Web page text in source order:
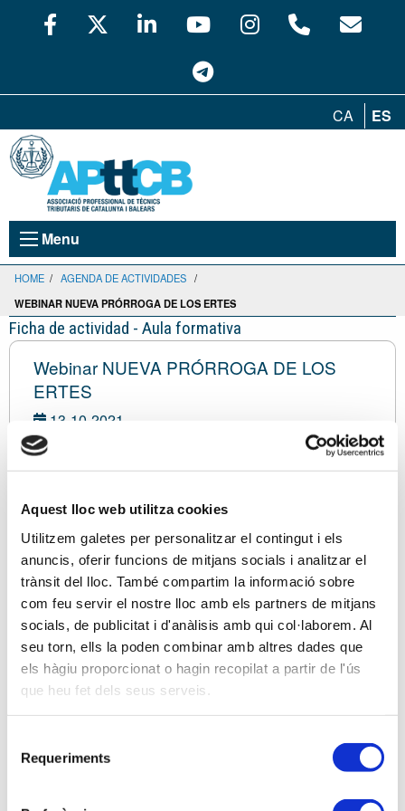
Aquest lloc web utilitza cookies
Utilitzem galetes per personalitzar el contingut i els
anuncis, oferir funcions de mitjans socials i analitzar el
trànsit del lloc. També compartim la informació sobre
com feu servir el nostre lloc amb els partners de mitjans
socials, de publicitat i d'anàlisis amb qui col·laborem. Al
seu torn, ells la poden combinar amb altres dades que
els hàgiu proporcionat o hagin recopilat a partir de l'ús
que heu fet dels seus serveis.
Requeriments
CA ES
Menu
HOME / AGENDA DE ACTIVIDADES /
WEBINAR NUEVA PRÓRROGA DE LOS ERTES
Ficha de actividad - Aula formativa
Webinar NUEVA PRÓRROGA DE LOS
ERTES
13-10-2021
PLATAFORMA ZOOM
Con inscripción de pago
Modalidad sense definir
No asociado:125,00 €
Soy asociado/a
Ponentes
Treball en excedència.